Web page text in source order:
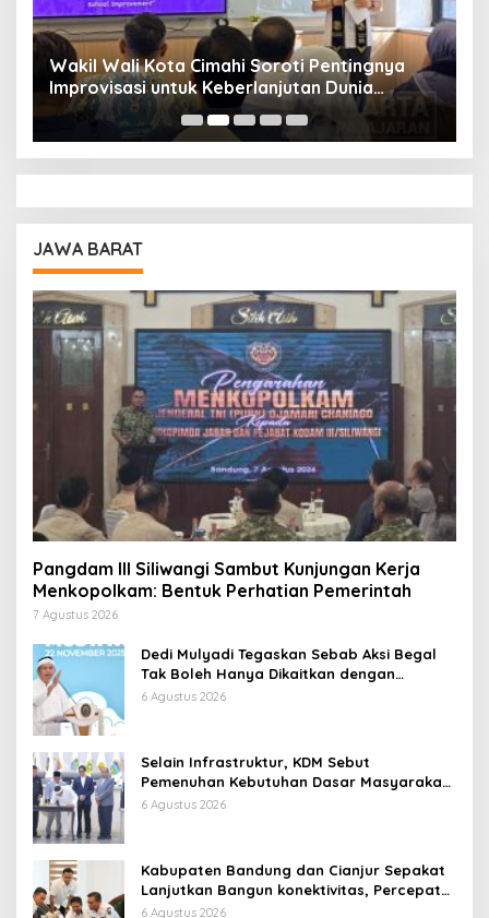
Wakil Wali Kota Cimahi Soroti Pentingnya
Improvisasi untuk Keberlanjutan Dunia
Pendidikan
JAWA BARAT
Pangdam III Siliwangi Sambut Kunjungan Kerja
Menkopolkam: Bentuk Perhatian Pemerintah
7 Agustus 2026
Dedi Mulyadi Tegaskan Sebab Aksi Begal
Tak Boleh Hanya Dikaitkan dengan
Ekonomi
6 Agustus 2026
Selain Infrastruktur, KDM Sebut
Pemenuhan Kebutuhan Dasar Masyarakat
Jadi Fokus APBD Jabar 2027
6 Agustus 2026
Kabupaten Bandung dan Cianjur Sepakat
Lanjutkan Bangun konektivitas, Percepat
Pertumbuhan Ekonomi Daerah
6 Agustus 2026